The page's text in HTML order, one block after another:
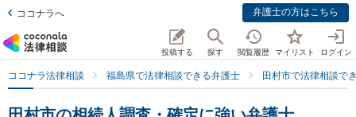
ココナラへ 弁護士の方はこちら
投稿する 探す 閲覧履歴 マイリスト ログイン
ココナラ法律相談 福島県で法律相談できる弁護士 田村市で法律相談で